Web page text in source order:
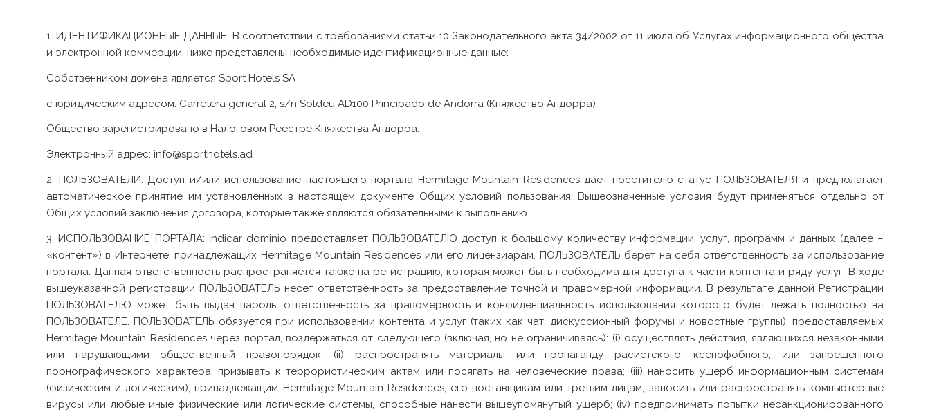
1. ИДЕНТИФИКАЦИОННЫЕ ДАННЫЕ: В соответствии с требованиями статьи 10 Законодательного акта 34/2002 от 11 июля об Услугах информационного общества
и электронной коммерции, ниже представлены необходимые идентификационные данные:
Собственником домена является Sport Hotels SA
с юридическим адресом: Carretera general 2, s/n Soldeu AD100 Principado de Andorra (Княжество Андорра)
Общество зарегистрировано в Налоговом Реестре Княжества Андорра.
Электронный адрес: info@sporthotels.ad
2. ПОЛЬЗОВАТЕЛИ: Доступ и/или использование настоящего портала Hermitage Mountain Residences дает посетителю статус ПОЛЬЗОВАТЕЛЯ и предполагает
автоматическое принятие им установленных в настоящем документе Общих условий пользования. Вышеозначенные условия будут применяться отдельно от
Общих условий заключения договора, которые также являются обязательными к выполнению.
3. ИСПОЛЬЗОВАНИЕ ПОРТАЛА: indicar dominio предоставляет ПОЛЬЗОВАТЕЛЮ доступ к большому количеству информации, услуг, программ и данных (далее –
«контент») в Интернете, принадлежащих Hermitage Mountain Residences или его лицензиарам. ПОЛЬЗОВАТЕЛЬ берет на себя ответственность за использование
портала. Данная ответственность распространяется также на регистрацию, которая может быть необходима для доступа к части контента и ряду услуг. В ходе
вышеуказанной регистрации ПОЛЬЗОВАТЕЛЬ несет ответственность за предоставление точной и правомерной информации. В результате данной Регистрации
ПОЛЬЗОВАТЕЛЮ может быть выдан пароль, ответственность за правомерность и конфиденциальность использования которого будет лежать полностью на
ПОЛЬЗОВАТЕЛЕ. ПОЛЬЗОВАТЕЛЬ обязуется при использовании контента и услуг (таких как чат, дискуссионный форумы и новостные группы), предоставляемых
Hermitage Mountain Residences через портал, воздержаться от следующего (включая, но не ограничиваясь): (i) осуществлять действия, являющихся незаконными
или нарушающими общественный правопорядок; (ii) распространять материалы или пропаганду расистского, ксенофобного, или запрещенного
порнографического характера, призывать к террористическим актам или посягать на человеческие права; (iii) наносить ущерб информационным системам
(физическим и логическим), принадлежащим Hermitage Mountain Residences, его поставщикам или третьим лицам, заносить или распространять компьютерные
вирусы или любые иные физические или логические системы, способные нанести вышеупомянутый ущерб; (iv) предпринимать попытки несанкционированного